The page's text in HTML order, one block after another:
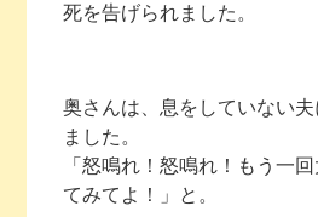
死を告げられました。
奥さんは、息をしていない
ました。
「怒鳴れ！怒鳴れ！もう一
てみてよ！」と。